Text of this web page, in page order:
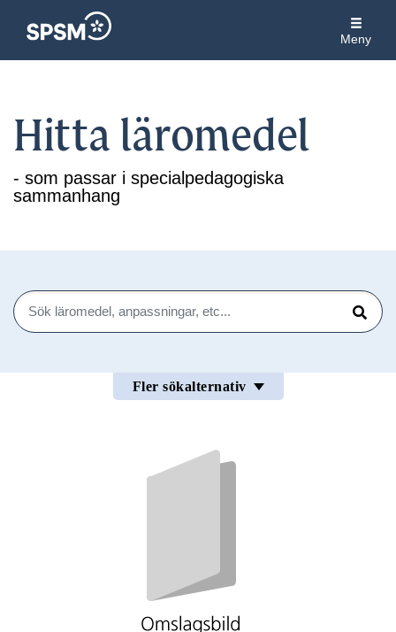
Meny
Hitta läromedel
- som passar i specialpedagogiska
sammanhang
Sök
Sök
Fler sökalternativ